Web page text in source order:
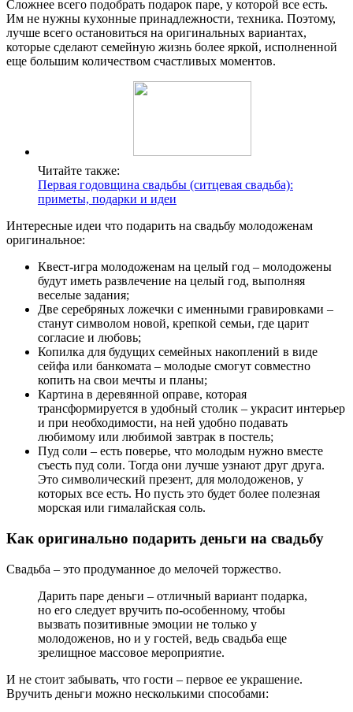
Сложнее всего подобрать подарок паре, у которой все есть.
Им не нужны кухонные принадлежности, техника. Поэтому,
лучше всего остановиться на оригинальных вариантах,
которые сделают семейную жизнь более яркой, исполненной
еще большим количеством счастливых моментов.
Читайте также:
Первая годовщина свадьбы (ситцевая свадьба):
приметы, подарки и идеи
Интересные идеи что подарить на свадьбу молодоженам
оригинальное:
Квест-игра молодоженам на целый год – молодожены
будут иметь развлечение на целый год, выполняя
веселые задания;
Две серебряных ложечки с именными гравировками –
станут символом новой, крепкой семьи, где царит
согласие и любовь;
Копилка для будущих семейных накоплений в виде
сейфа или банкомата – молодые смогут совместно
копить на свои мечты и планы;
Картина в деревянной оправе, которая
трансформируется в удобный столик – украсит интерьер
и при необходимости, на ней удобно подавать
любимому или любимой завтрак в постель;
Пуд соли – есть поверье, что молодым нужно вместе
съесть пуд соли. Тогда они лучше узнают друг друга.
Это символический презент, для молодоженов, у
которых все есть. Но пусть это будет более полезная
морская или гималайская соль.
Как оригинально подарить деньги на свадьбу
Свадьба – это продуманное до мелочей торжество.
Дарить паре деньги – отличный вариант подарка,
но его следует вручить по-особенному, чтобы
вызвать позитивные эмоции не только у
молодоженов, но и у гостей, ведь свадьба еще
зрелищное массовое мероприятие.
И не стоит забывать, что гости – первое ее украшение.
Вручить деньги можно несколькими способами: